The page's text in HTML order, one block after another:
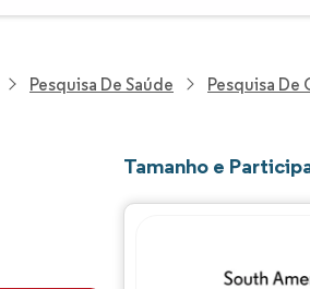
Pesquisa De Saúde Pesquisa De
Tamanho e